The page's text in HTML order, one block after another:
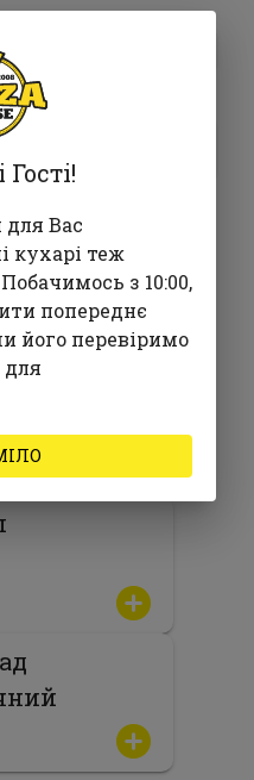
з
Діпи
для Вас
кухарі теж
з 10:00,
попереднє
його перевіримо
для